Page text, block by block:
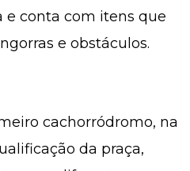
e conta com itens que
e obstáculos.
cachorródromo, na
da praça,